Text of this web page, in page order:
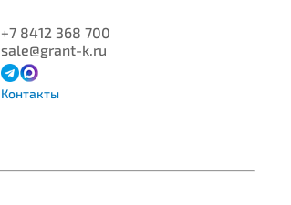
+7 8412 368 700
sale@grant-k.ru
Контакты